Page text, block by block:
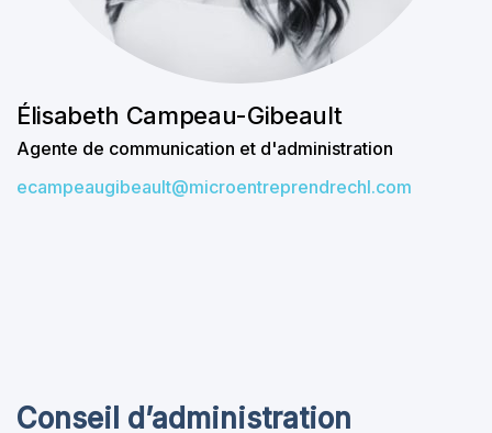
Élisabeth Campeau-Gibeault
Agente de communication et d'administration
ecampeaugibeault@microentreprendrechl.com
Conseil d’administration